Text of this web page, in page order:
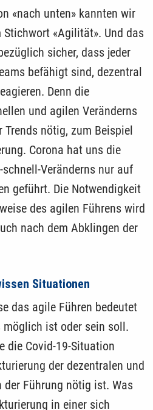
«nach unten» kannten wir
«Agilität». Und das
sicher, dass jeder
befähigt sind, dezentral
Denn die
und agilen Veränderns
nötig, zum Beispiel
Corona hat uns die
Ver­änderns nur auf
geführt. Die Notwendigkeit
des agilen Führens wird
nach dem Abklingen der
Situationen
das agile Führen bedeutet
ist oder sein soll.
die Covid-19-Situation
der dezentralen und
Führung nötig ist. Was
in einer sich